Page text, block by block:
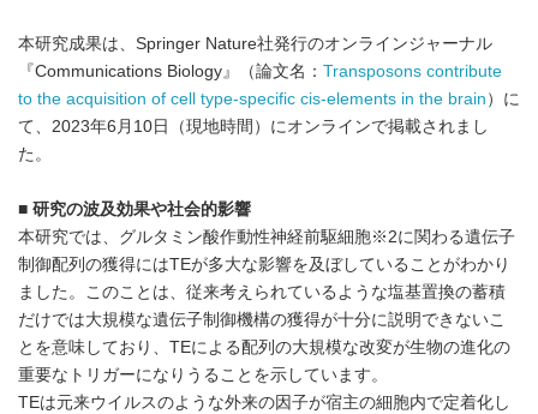
本研究成果は、Springer Nature社発行のオンラインジャーナル
『Communications Biology』（論文名： Transposons contribute
to the acquisition of cell type-specific cis-elements in the brain ）に
て、2023年6月10日（現地時間）にオンラインで掲載されまし
た。
■ 研究の波及効果や社会的影響
本研究では、グルタミン酸作動性神経前駆細胞※2に関わる遺伝子
制御配列の獲得にはTEが多大な影響を及ぼしていることがわかり
ました。このことは、従来考えられているような塩基置換の蓄積
だけでは大規模な遺伝子制御機構の獲得が十分に説明できないこ
とを意味しており、TEによる配列の大規模な改変が生物の進化の
重要なトリガーになりうることを示しています。
TEは元来ウイルスのような外来の因子が宿主の細胞内で定着化し